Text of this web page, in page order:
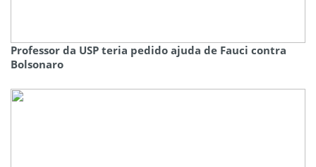
Professor da USP teria pedido ajuda de Fauci contra
Bolsonaro